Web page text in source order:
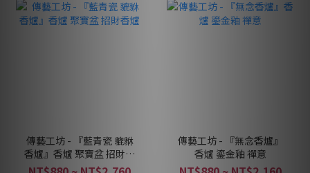
傳藝工坊 - 『藍青瓷 貔貅
香爐』香爐 聚寶盆 招財香
爐
傳藝工坊 - 『無念香爐』
香爐 鎏金釉 禪意